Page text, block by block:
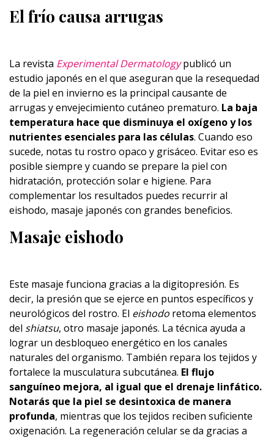
El frío causa arrugas
La revista Experimental Dermatologypublicó un
estudio japonés en el que aseguran que la resequedad
de la piel en invierno es la principal causante de
arrugas y envejecimiento cutáneo prematuro. La baja
temperatura hace que disminuya el oxígeno y los
nutrientes esenciales para las células. Cuando eso
sucede, notas tu rostro opaco y grisáceo. Evitar eso es
posible siempre y cuando se prepare la piel con
hidratación, protección solar e higiene. Para
complementar los resultados puedes recurrir al
eishodo, masaje japonés con grandes beneficios.
Masaje eishodo
Este masaje funciona gracias a la digitopresión. Es
decir, la presión que se ejerce en puntos específicos y
neurológicos del rostro. El eishodo retoma elementos
del shiatsu, otro masaje japonés. La técnica ayuda a
lograr un desbloqueo energético en los canales
naturales del organismo. También repara los tejidos y
fortalece la musculatura subcutánea. El flujo
sanguíneo mejora, al igual que el drenaje linfático.
Notarás que la piel se desintoxica de manera
profunda, mientras que los tejidos reciben suficiente
oxigenación. La regeneración celular se da gracias a